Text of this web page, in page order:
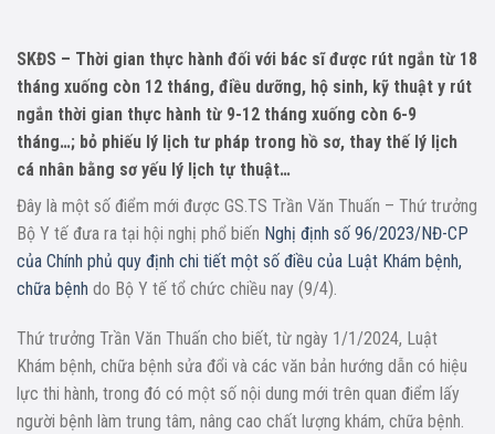
SKĐS – Thời gian thực hành đối với bác sĩ được rút ngắn từ 18
tháng xuống còn 12 tháng, điều dưỡng, hộ sinh, kỹ thuật y rút
ngắn thời gian thực hành từ 9-12 tháng xuống còn 6-9
tháng…; bỏ phiếu lý lịch tư pháp trong hồ sơ, thay thế lý lịch
cá nhân bằng sơ yếu lý lịch tự thuật…
Đây là một số điểm mới được GS.TS Trần Văn Thuấn – Thứ trưởng
Bộ Y tế đưa ra tại hội nghị phổ biến Nghị định số 96/2023/NĐ-CP
của Chính phủ quy định chi tiết một số điều của Luật Khám bệnh,
chữa bệnh do Bộ Y tế tổ chức chiều nay (9/4).
Thứ trưởng Trần Văn Thuấn cho biết, từ ngày 1/1/2024, Luật
Khám bệnh, chữa bệnh sửa đổi và các văn bản hướng dẫn có hiệu
lực thi hành, trong đó có một số nội dung mới trên quan điểm lấy
người bệnh làm trung tâm, nâng cao chất lượng khám, chữa bệnh.